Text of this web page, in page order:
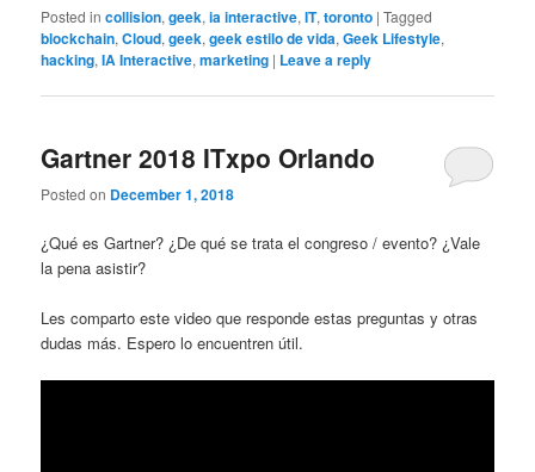
Posted in collision,geek,ia interactive,IT,toronto |Tagged
blockchain,Cloud,geek,geek estilo de vida,Geek Lifestyle,
hacking,IA Interactive,marketing | Leave a reply
Gartner 2018 ITxpo Orlando
Posted on December 1, 2018
¿Qué es Gartner? ¿De qué se trata el congreso / evento? ¿Vale
la pena asistir?
Les comparto este video que responde estas preguntas y otras
dudas más. Espero lo encuentren útil.